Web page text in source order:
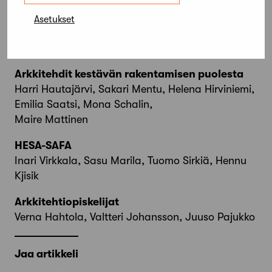
Asetukset
Koskivaara, Anne Jarva
Arkkitehdit kestävän rakentamisen puolesta
Harri Hautajärvi, Sakari Mentu, Helena Hirviniemi,
Emilia Saatsi, Mona Schalin,
Maire Mattinen
HESA-SAFA
Inari Virkkala, Sasu Marila, Tuomo Sirkiä, Hennu
Kjisik
Arkkitehtiopiskelijat
Verna Hahtola, Valtteri Johansson, Juuso Pajukko
Jaa artikkeli